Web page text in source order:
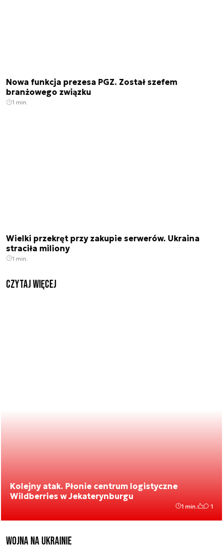
Nowa funkcja prezesa PGZ. Został szefem
branżowego związku
1 min.
Wielki przekręt przy zakupie serwerów. Ukraina
straciła miliony
1 min.
czytaj więcej
Kolejny atak. Płonie centrum logistyczne
Wildberries w Jekaterynburgu
1 min. 1
Wojna na Ukrainie